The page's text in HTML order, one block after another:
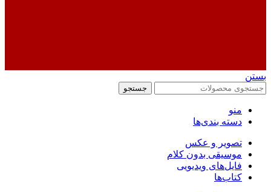
بستن
جستجو
منو
دسته بندی‌ها
تصویر و عکس
موسیقی بدون کلام
فایل‌های ویدیویی
کتاب‌ها